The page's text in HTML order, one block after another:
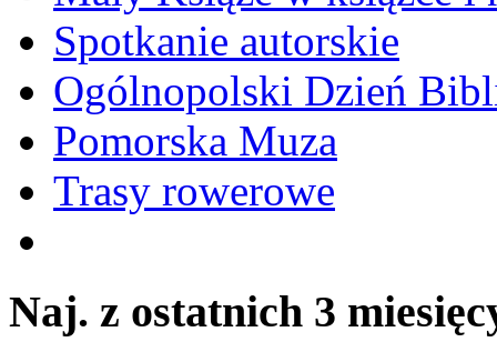
Spotkanie autorskie
Ogólnopolski Dzień
Pomorska Muza
Trasy rowerowe
Naj. z ostatnich 3